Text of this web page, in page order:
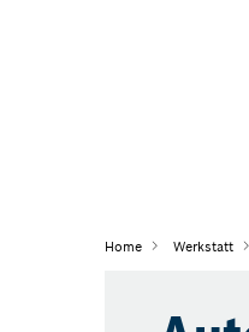
Home Werkstatt